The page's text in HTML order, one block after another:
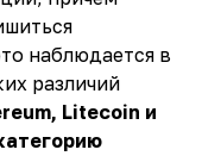
наблюдается в
различий
Litecoin и